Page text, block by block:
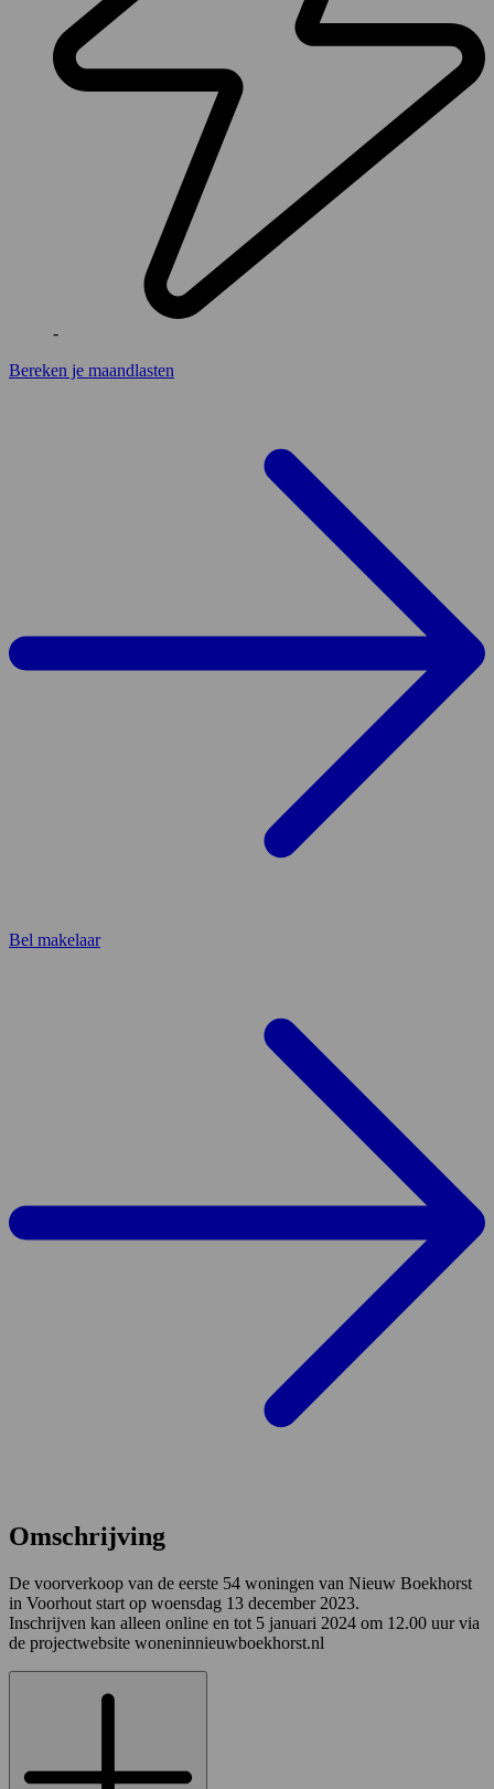
-
Bereken je maandlasten
Bel makelaar
Omschrijving
De voorverkoop van de eerste 54 woningen van Nieuw Boekhorst
in Voorhout start op woensdag 13 december 2023.
Inschrijven kan alleen online en tot 5 januari 2024 om 12.00 uur via
de projectwebsite woneninnieuwboekhorst.nl